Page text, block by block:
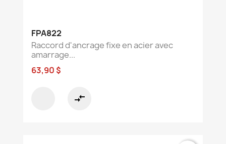
FPA822
Raccord d'ancrage fixe en acier avec
amarrage...
63,90 $
compare_arrows